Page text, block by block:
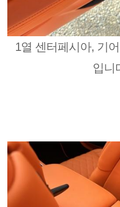
1열 센터페시아, 기
입니